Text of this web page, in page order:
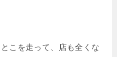
こを走って、店も全くな